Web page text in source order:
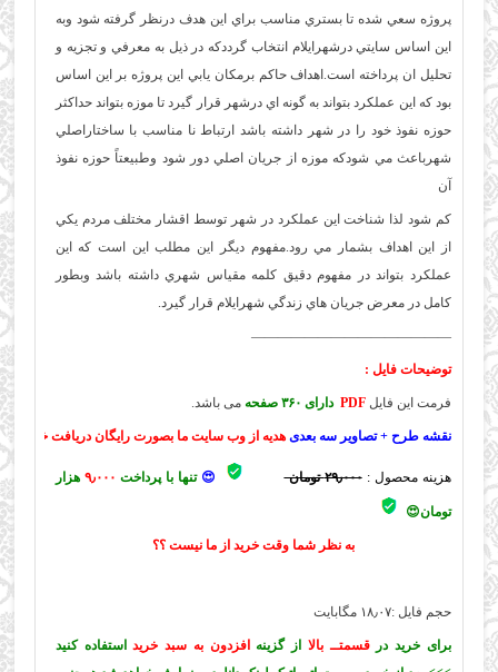
پروژه سعي شده تا بستري مناسب براي اين هدف درنظر گرفته شود وبه
اين اساس سايتي درشهرايلام انتخاب گرددکه در ذيل به معرفي و تجزيه و
تحليل ان پرداخته است.اهداف حاکم برمکان يابي اين پروژه بر اين اساس
بود که اين عملکرد بتواند به گونه اي درشهر قرار گيرد تا موزه بتواند حداکثر
حوزه نفوذ خود را در شهر داشته باشد ارتباط نا مناسب با ساختاراصلي
شهرباعث مي شودکه موزه از جريان اصلي دور شود وطبيعتاً حوزه نفوذ
آن
کم شود لذا شناخت اين عملکرد در شهر توسط اقشار مختلف مردم يکي
از اين اهداف بشمار مي رود.مفهوم ديگر اين مطلب اين است که اين
عملکرد بتواند در مفهوم دقيق کلمه مقياس شهري داشته باشد وبطور
کامل در معرض جريان هاي زندگي شهرايلام قرار گيرد.
———————————————
توضیحات فایل :
فرمت این فایل PDF دارای ۳۶۰ صفحه می باشد.
نقشه طرح + تصاویر سه بعدی هدیه از وب سایت ما بصورت رایگان دریافت خواهید
هزینه محصول :۲۹٫۰۰۰ تومان 😍تنها با پرداخت ۹٫۰۰۰ هزار
تومان😍
به نظر شما وقت خرید از ما نیست ؟؟
حجم فایل :۱۸٫۰۷ مگابایت
برای خرید در قسمتــ بالا از گزینهافزدون به سبد خریداستفاده کنید